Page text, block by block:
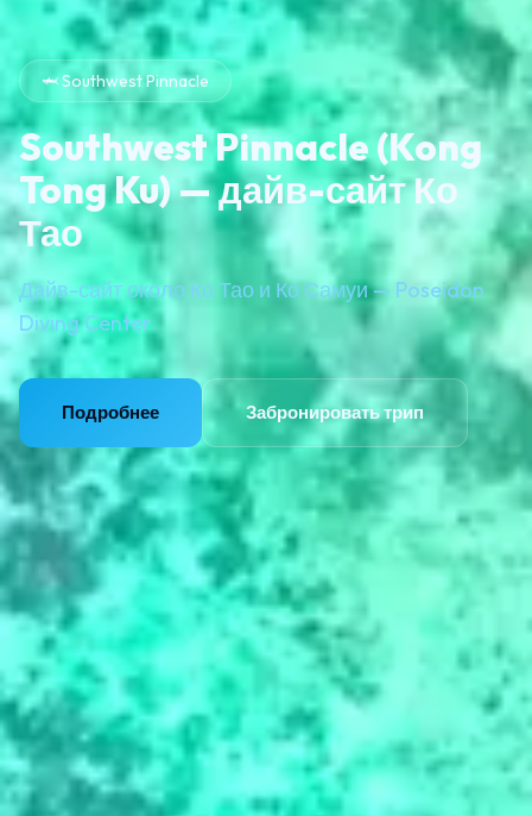
🦈 Southwest Pinnacle
Southwest Pinnacle (Kong
Tong Ku) — дайв-сайт Ко
Тао
Дайв-сайт около Ко Тао и Ко Самуи — Poseidon
Diving Center
Подробнее Забронировать трип